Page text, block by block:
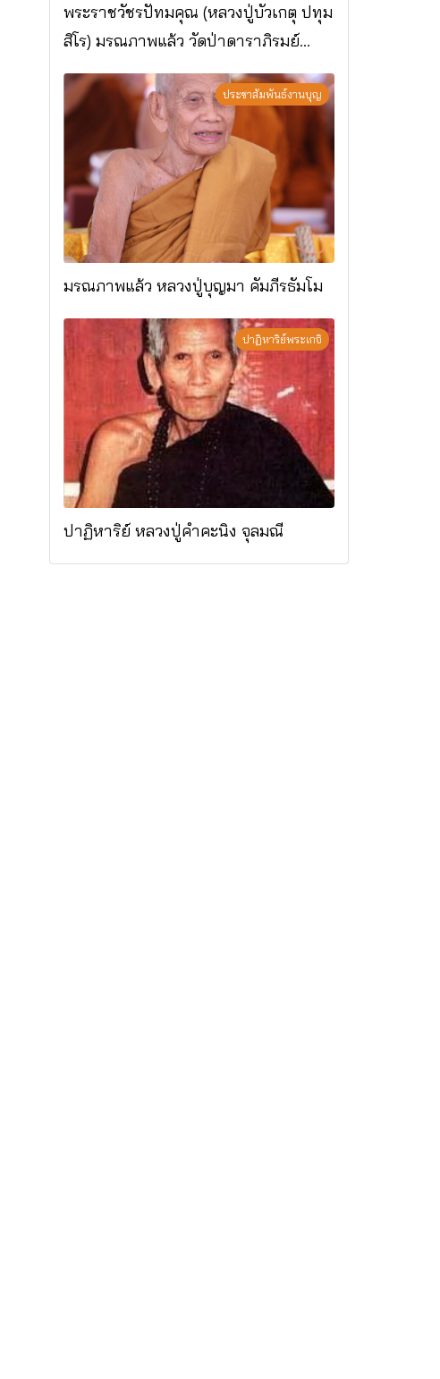
พระราชวัชรปัทมคุณ (หลวงปู่บัวเกตุ ปทุม
สิโร) มรณภาพแล้ว วัดป่าดาราภิรมย์
อ.แม่ริม จ.เชียงใหม่
ประชาสัมพันธ์งานบุญ
มรณภาพแล้ว หลวงปู่บุญมา คัมภีรธัมโม
ปาฏิหาริย์พระเกจิ
ปาฏิหาริย์ หลวงปู่คำคะนิง จุลมณี